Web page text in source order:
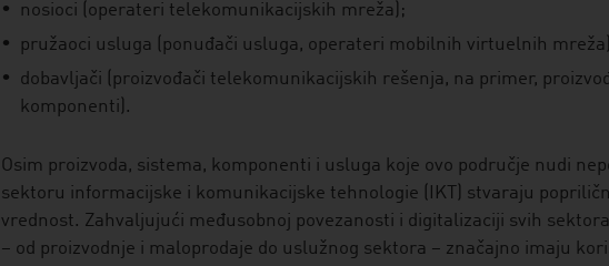
nosioci (operateri telekomunikacijskih mreža);
pružaoci usluga (ponuđači usluga, operateri mobilnih virtuelnih mreža)
dobavljači (proizvođači telekomunikacijskih rešenja, na primer,
komponenti).
Osim proizvoda, sistema, komponenti i usluga koje ovo područje nudi
sektoru informacijske i komunikacijske tehnologie (IKT) stvaraju
vrednost. Zahvaljujući međusobnoj povezanosti i digitalizaciji svih
– od proizvodnje i maloprodaje do uslužnog sektora – značajno imaju